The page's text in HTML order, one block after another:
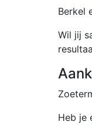
Berkel
Wil jij
Heb je